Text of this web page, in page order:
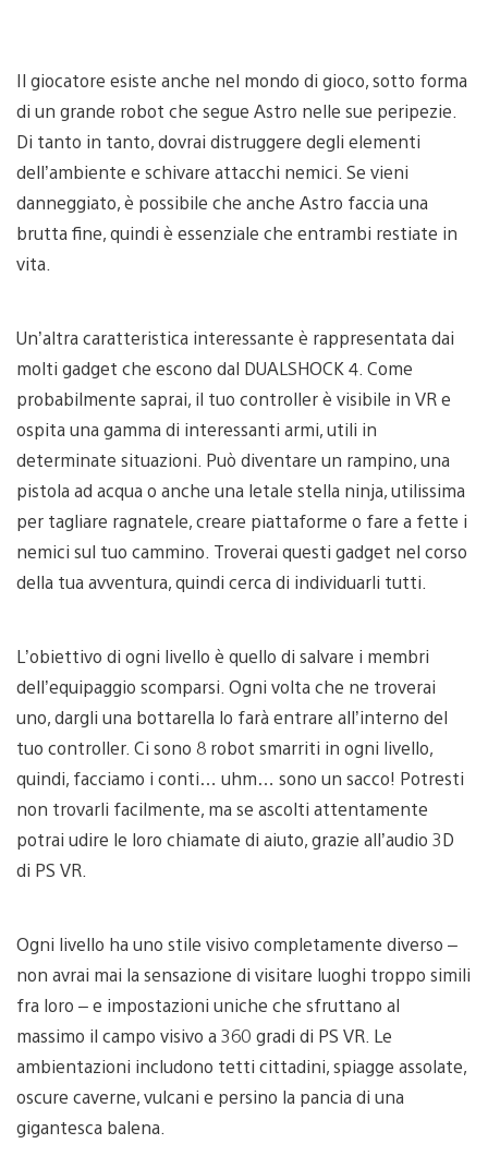
Il giocatore esiste anche nel mondo di gioco, sotto forma
di un grande robot che segue Astro nelle sue peripezie.
Di tanto in tanto, dovrai distruggere degli elementi
dell’ambiente e schivare attacchi nemici. Se vieni
danneggiato, è possibile che anche Astro faccia una
brutta fine, quindi è essenziale che entrambi restiate in
vita.
Un’altra caratteristica interessante è rappresentata dai
molti gadget che escono dal DUALSHOCK 4. Come
probabilmente saprai, il tuo controller è visibile in VR e
ospita una gamma di interessanti armi, utili in
determinate situazioni. Può diventare un rampino, una
pistola ad acqua o anche una letale stella ninja, utilissima
per tagliare ragnatele, creare piattaforme o fare a fette i
nemici sul tuo cammino. Troverai questi gadget nel corso
della tua avventura, quindi cerca di individuarli tutti.
L’obiettivo di ogni livello è quello di salvare i membri
dell’equipaggio scomparsi. Ogni volta che ne troverai
uno, dargli una bottarella lo farà entrare all’interno del
tuo controller. Ci sono 8 robot smarriti in ogni livello,
quindi, facciamo i conti… uhm… sono un sacco! Potresti
non trovarli facilmente, ma se ascolti attentamente
potrai udire le loro chiamate di aiuto, grazie all’audio 3D
di PS VR.
Ogni livello ha uno stile visivo completamente diverso –
non avrai mai la sensazione di visitare luoghi troppo simili
fra loro – e impostazioni uniche che sfruttano al
massimo il campo visivo a 360 gradi di PS VR. Le
ambientazioni includono tetti cittadini, spiagge assolate,
oscure caverne, vulcani e persino la pancia di una
gigantesca balena.